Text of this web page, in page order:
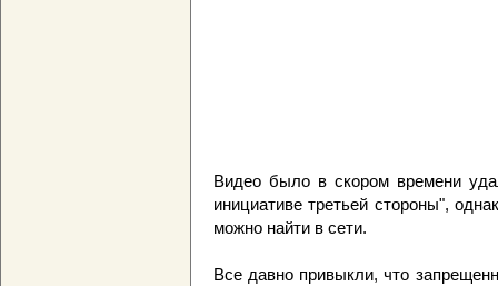
Видео было в скором времени
инициативе третьей стороны",
можно найти в сети.
Все давно привыкли, что